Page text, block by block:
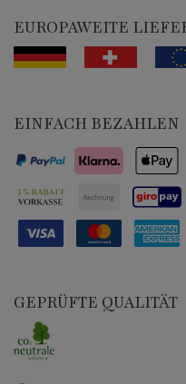
EUROPAWEITE
EINFACH BEZAHLEN
GEPRÜFTE QUALITÄT